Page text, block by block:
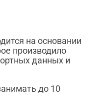
на основании
производило
данных и
до 10